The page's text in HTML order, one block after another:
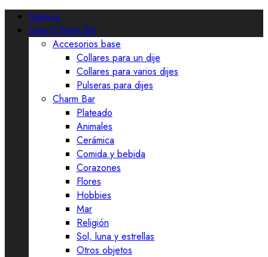
Nuevos
Dijes/Charm Bar
Accesorios base
Collares para un dije
Collares para varios dijes
Pulseras para dijes
Charm Bar
Plateado
Animales
Cerámica
Comida y bebida
Corazones
Flores
Hobbies
Mar
Religión
Sol, luna y estrellas
Otros objetos